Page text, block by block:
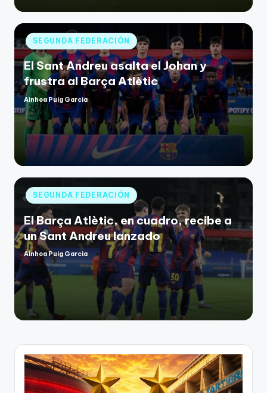
SEGUNDA FEDERACIÓN
El Sant Andreu asalta el Johan y
frustra al Barça Atlètic
Ainhoa Puig Garcia
SEGUNDA FEDERACIÓN
El Barça Atlètic, en cuadro, recibe a
un Sant Andreu lanzado
Ainhoa Puig Garcia